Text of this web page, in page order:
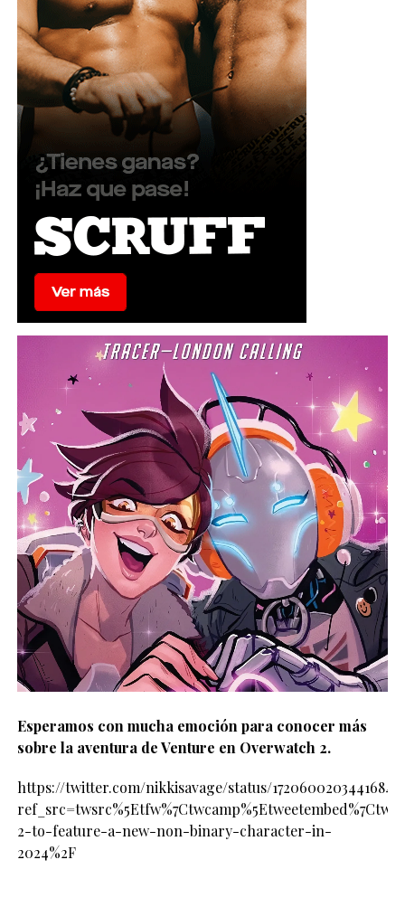
Esperamos con mucha emoción para conocer más
sobre la aventura de Venture en Overwatch 2.
https://twitter.com/nikkisavage/status/
2-to-feature-a-new-non-binary-character-in-
2024%2F